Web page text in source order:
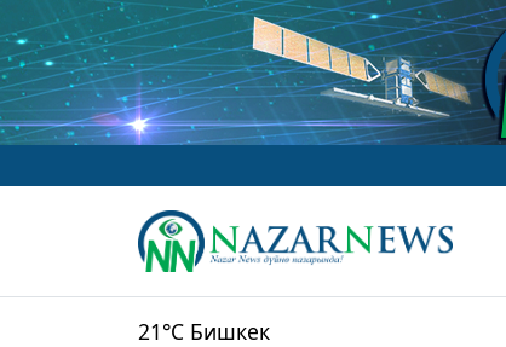
21°C Бишкек